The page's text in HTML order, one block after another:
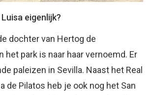
eigenlijk?
dochter van Hertog de
het park is naar haar vernoemd. Er
paleizen in Sevilla. Naast het Real
de Pilatos heb je ook nog het San